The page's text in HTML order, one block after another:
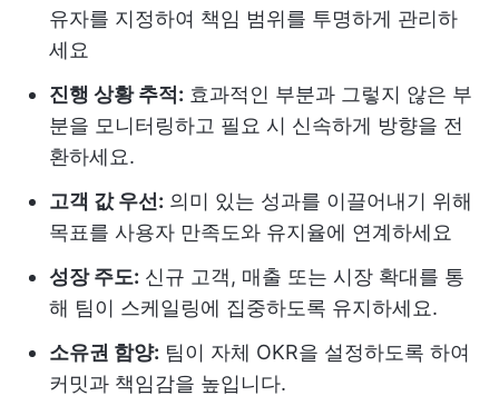
유자를 지정하여 책임 범위를 투명하게 관리하
세요
진행 상황 추적: 효과적인 부분과 그렇지 않은 부
분을 모니터링하고 필요 시 신속하게 방향을 전
환하세요.
고객 값 우선: 의미 있는 성과를 이끌어내기 위해
목표를 사용자 만족도와 유지율에 연계하세요
성장 주도: 신규 고객, 매출 또는 시장 확대를 통
해 팀이 스케일링에 집중하도록 유지하세요.
소유권 함양: 팀이 자체 OKR을 설정하도록 하여
커밋과 책임감을 높입니다.